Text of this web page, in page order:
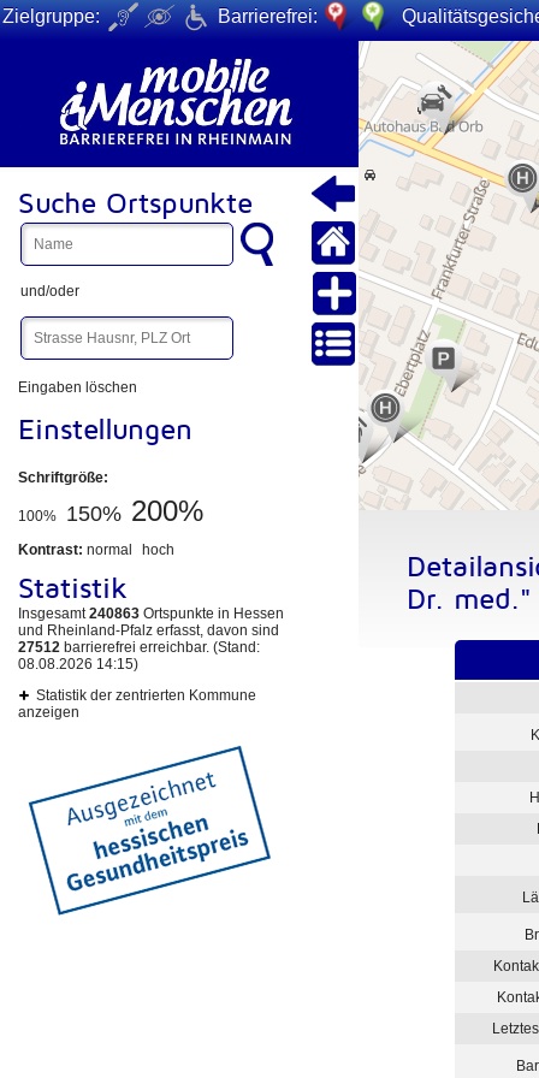
Zielgruppe: Barrierefrei:
Suche Ortspunkte
und/oder
Eingaben löschen
Einstellungen
Schriftgröße:
100% 150% 200%
Kontrast: normal hoch
Statistik
Insgesamt240863 Ortspunkte in Hessen
und Rheinland-Pfalz erfasst, davon sind
27512 barrierefrei erreichbar. (Stand:
08.08.2026 14:15)
Statistik der zentrierten Kommune
anzeigen
Dr. med."